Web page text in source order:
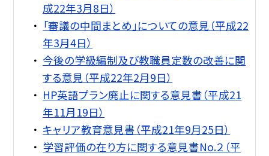
成22年3月8日）
「審議の中間まとめ」についての意見（平成22
年3月4日）
今後の学級編制及び教職員定数の改善に関
する意見（平成22年2月9日）
HP英語プラン廃止に関する意見書（平成21
年11月19日）
キャリア教育意見書（平成21年9月25日）
学習評価の在り方に関する意見書No.２（平